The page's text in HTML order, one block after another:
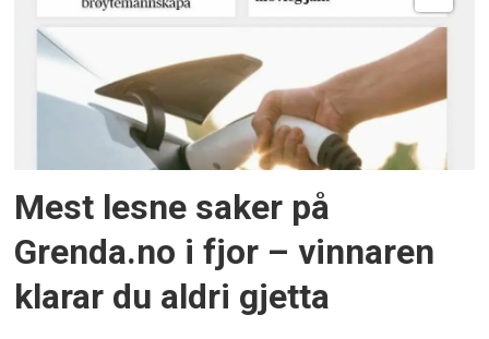
Mest lesne saker på
Grenda.no i fjor – vinnaren
klarar du aldri gjetta